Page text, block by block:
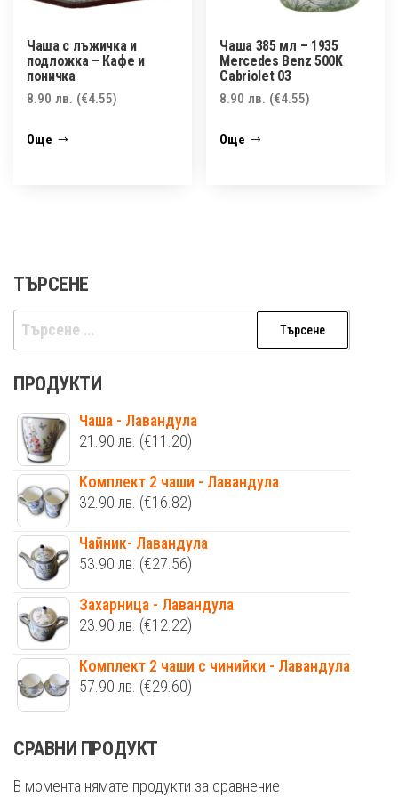
Чаша с лъжичка и
подложка – Кафе и
поничка
8.90 лв. (€4.55)
Още
Чаша 385 мл – 1935
Mercedes Benz 500K
Cabriolet 03
8.90лв. (€4.55)
Още
ТЪРСЕНЕ
Търсене
за:
ПРОДУКТИ
Чаша - Лавандула
21.90 лв. (€11.20)
Комплект 2 чаши - Лавандула
32.90 лв. (€16.82)
Чайник- Лавандула
53.90 лв. (€27.56)
Захарница - Лавандула
23.90 лв. (€12.22)
Комплект 2 чаши с чинийки - Лавандула
57.90 лв. (€29.60)
СРАВНИ ПРОДУКТ
В момента нямате продукти за сравнение